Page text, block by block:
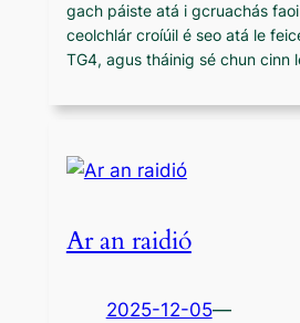
gach páiste atá i gcruachás
ceolchlár croíúil é seo atá le
TG4, agus tháinig sé chun cinn
Ar an raidió
2025-12-05—